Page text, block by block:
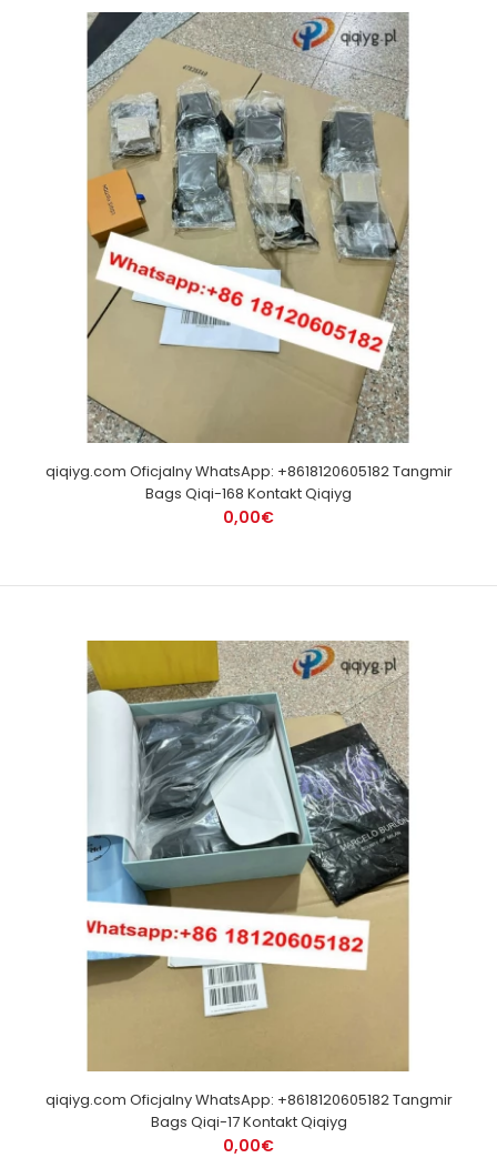
qiqiyg.com Oficjalny WhatsApp: +8618120605182 Tangmir
Bags Qiqi-168 Kontakt Qiqiyg
0,00€
qiqiyg.com Oficjalny WhatsApp: +8618120605182 Tangmir
Bags Qiqi-17 Kontakt Qiqiyg
0,00€